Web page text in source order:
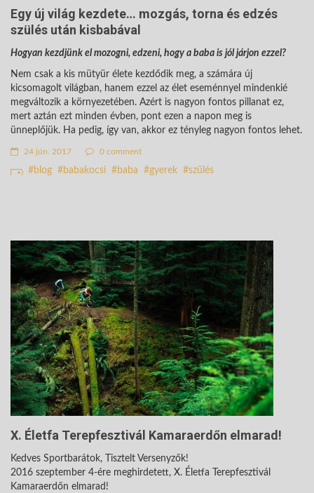
Egy új világ kezdete… mozgás, torna és edzés
szülés után kisbabával
Hogyan kezdjünk el mozogni, edzeni, hogy a baba is jól járjon ezzel?
Nem csak a kis mütyür élete kezdődik meg, a számára új
kicsomagolt világban, hanem ezzel az élet eseménnyel mindenkié
megváltozik a környezetében. Azért is nagyon fontos pillanat ez,
mert aztán ezt minden évben, pont ezen a napon meg is
ünneplőjük. Ha pedig, így van, akkor ez tényleg nagyon fontos lehet.
24 jún. 2017 0 comment
blog babakocsi baba gyerek szülés
X. Életfa Terepfesztivál Kamaraerdőn elmarad!
Kedves Sportbarátok, Tisztelt Versenyzők!
2016 szeptember 4-ére meghirdetett, X. Életfa Terepfesztivál
Kamaraerdőn elmarad!